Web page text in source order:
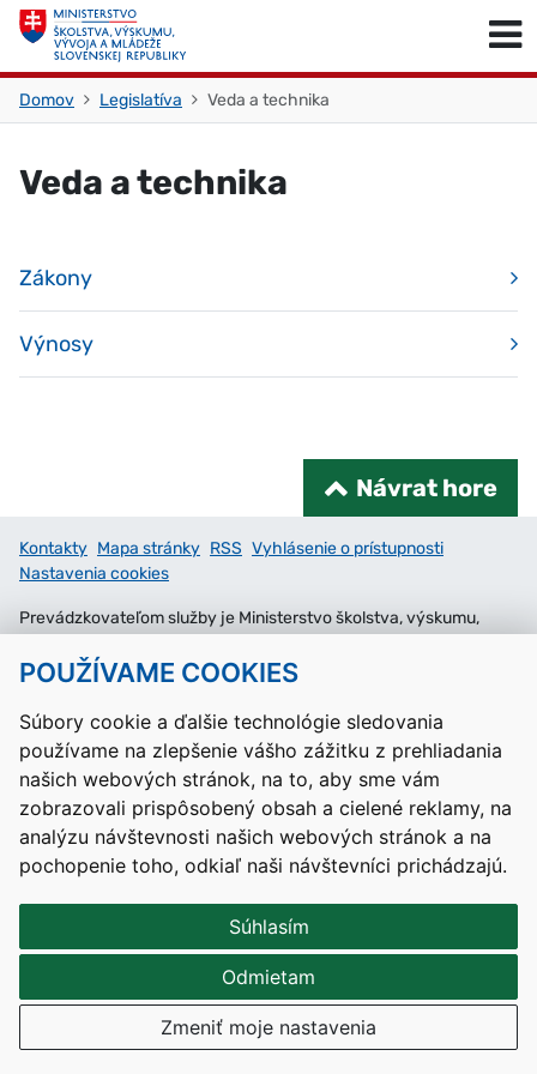
POUŽÍVAME COOKIES
Súbory cookie a ďalšie technológie sledovania
používame na zlepšenie vášho zážitku z prehliadania
našich webových stránok, na to, aby sme vám
zobrazovali prispôsobený obsah a cielené reklamy, na
analýzu návštevnosti našich webových stránok a na
pochopenie toho, odkiaľ naši návštevníci prichádzajú.
Súhlasím
Odmietam
Zmeniť moje nastavenia
Skočiť na obsah
Domov Legislatíva Veda a technika
Veda a technika
Zákony
Výnosy
Skočiť na začiatok stránky
Návrat hore
Kontakty Mapa stránky RSS Vyhlásenie o prístupnosti
Nastavenia cookies
Prevádzkovateľom služby je Ministerstvo školstva, výskumu,
Tvorba stránok: Aglo Solutions
Redakčný systém
: SysCom